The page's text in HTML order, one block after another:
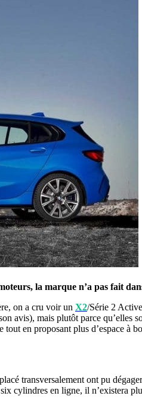
la marque n’a pas fait
on a cru voir un X2/Série 2
avis), mais plutôt parce qu’elles
tout en proposant plus d’espace à
transversalement ont pu
cylindres en ligne, il n’existera